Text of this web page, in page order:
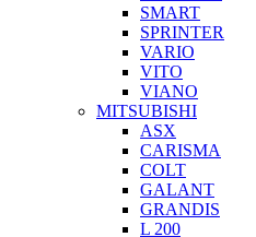
SMART
SPRINTER
VARIO
VITO
VIANO
MITSUBISHI
ASX
CARISMA
COLT
GALANT
GRANDIS
L 200